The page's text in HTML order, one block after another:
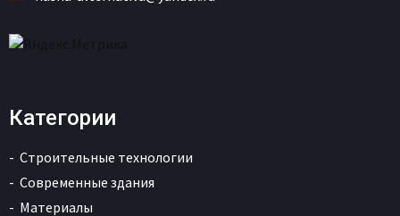
Категории
Строительные технологии
Современные здания
Материалы